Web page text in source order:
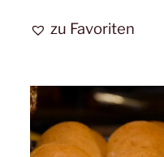
zu Favoriten